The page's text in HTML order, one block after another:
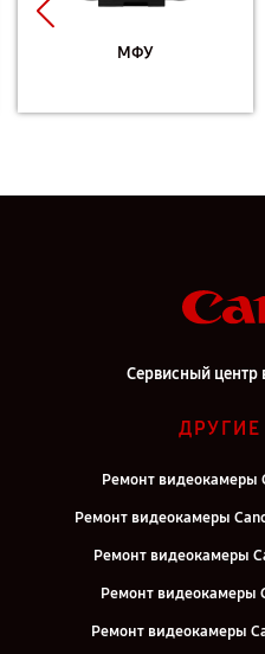
МФУ
Сервисный центр
Ремонт видеокамеры
Ремонт видеокамеры
Ремонт видеокамеры
Ремонт видеокамеры
Ремонт видеокамеры